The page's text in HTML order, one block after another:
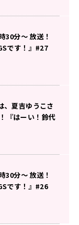
30分～ 放送！
です！』#27
、夏吉ゆうこさ
『はーい！鈴代
30分～ 放送！
です！』#26